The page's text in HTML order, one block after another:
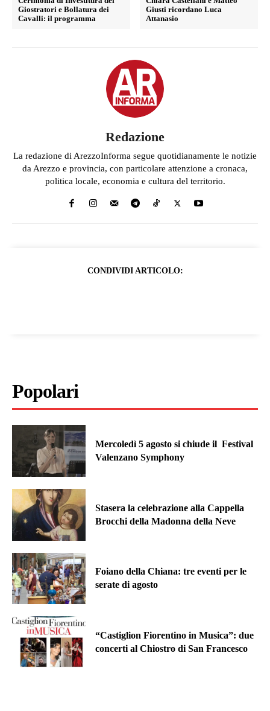
Giostratori e Bollatura dei
Cavalli: il programma
Giusti ricordano Luca
Attanasio
Redazione
La redazione di ArezzoInforma segue quotidianamente le notizie
da Arezzo e provincia, con particolare attenzione a cronaca,
politica locale, economia e cultura del territorio.
CONDIVIDI ARTICOLO:
Popolari
Mercoledì 5 agosto si chiude il Festival
Valenzano Symphony
Stasera la celebrazione alla Cappella
Brocchi della Madonna della Neve
Foiano della Chiana: tre eventi per le
serate di agosto
“Castiglion Fiorentino in Musica”: due
concerti al Chiostro di San Francesco